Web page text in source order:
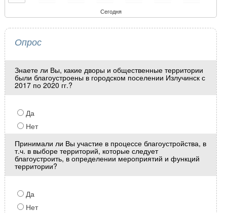
Сегодня
Опрос
Знаете ли Вы, какие дворы и общественные территории
были благоустроены в городском поселении Излучинск с
2017 по 2020 гг.?
Да
Нет
Принимали ли Вы участие в процессе благоустройства, в
т.ч. в выборе территорий, которые следует
благоустроить, в определении мероприятий и функций
территории?
Да
Нет